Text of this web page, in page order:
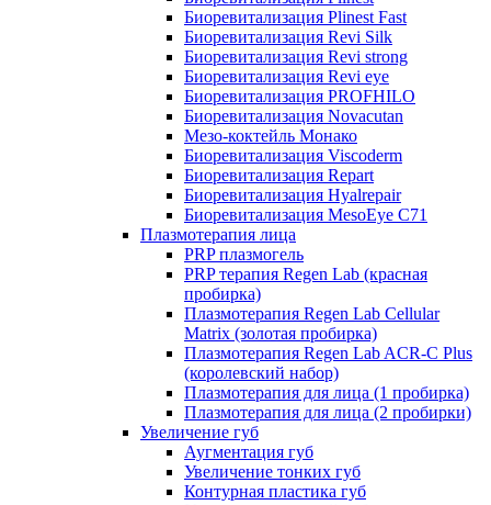
Биоревитализация Plinest Fast
Биоревитализация Revi Silk
Биоревитализация Revi strong
Биоревитализация Revi eye
Биоревитализация PROFHILO
Биоревитализация Novacutan
Мезо-коктейль Монако
Биоревитализация Viscoderm
Биоревитализация Repart
Биоревитализация Hyalrepair
Биоревитализация MesoEye C71
Плазмотерапия лица
PRP плазмогель
PRP терапия Regen Lab (красная
пробирка)
Плазмотерапия Regen Lab Cellular
Matrix (золотая пробирка)
Плазмотерапия Regen Lab ACR-C Plus
(королевский набор)
Плазмотерапия для лица (1 пробирка)
Плазмотерапия для лица (2 пробирки)
Увеличение губ
Аугментация губ
Увеличение тонких губ
Контурная пластика губ